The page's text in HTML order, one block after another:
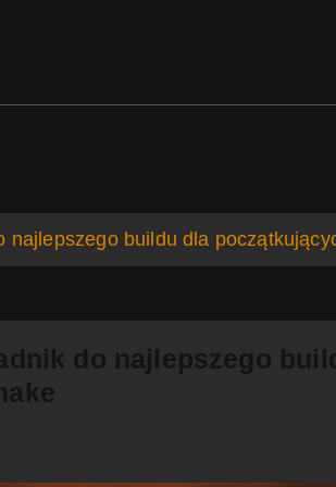
najlepszego buildu dla
do najlepszego